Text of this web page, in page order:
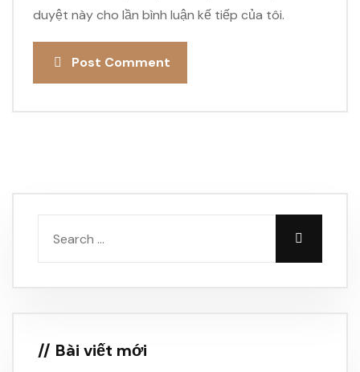
duyệt này cho lần bình luận kế tiếp của tôi.
Post Comment
Bài viết mới